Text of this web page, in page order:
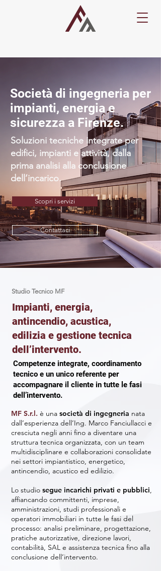
Società di ingegneria per
impianti, energia e
sicurezza a Firenze.
Soluzioni tecniche integrate per
edifici, impianti e attività, dalla
prima analisi alla conclusione
dell’incarico.
Scopri i servizi
Contattaci
Studio Tecnico MF
Impianti, energia,
antincendio, acustica,
edilizia e gestione tecnica
dell’intervento.
Competenze integrate, coordinamento
tecnico e un unico referente per
accompagnare il cliente in tutte le fasi
dell’intervento.
MF S.r.l. è una società di ingegneria nata
dall’esperienza dell’Ing. Marco Fanciullacci e
cresciuta negli anni fino a diventare una
struttura tecnica organizzata, con un team
multidisciplinare e collaborazioni consolidate
nei settori impiantistico, energetico,
antincendio, acustico ed edilizio.
Lo studio segue incarichi privati e pubblici,
affiancando committenti, imprese,
amministrazioni, studi professionali e
operatori immobiliari in tutte le fasi del
processo: analisi preliminare, progettazione,
pratiche autorizzative, direzione lavori,
contabilità, SAL e assistenza tecnica fino alla
conclusione dell’intervento.